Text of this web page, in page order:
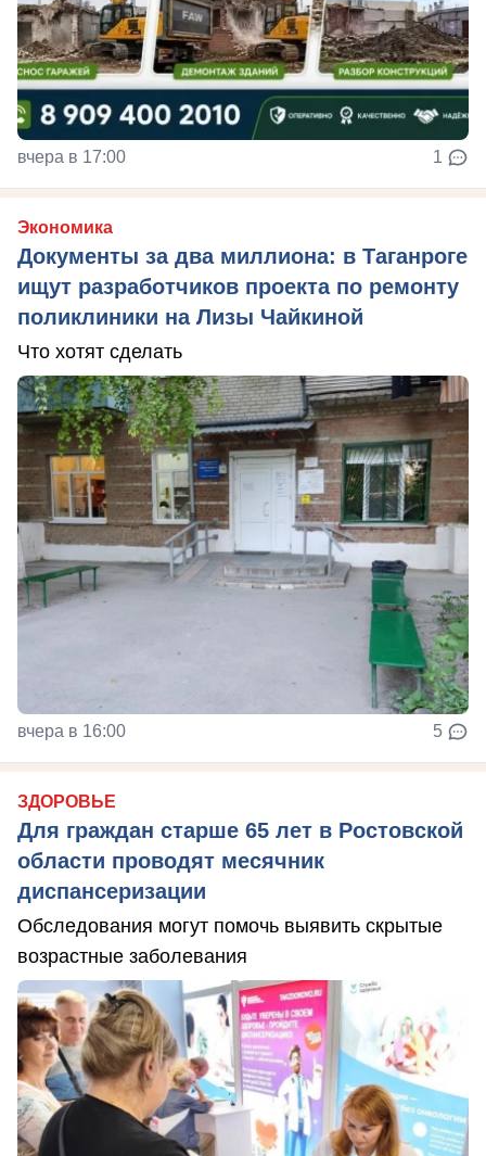
вчера в 17:00 1
Экономика
Документы за два миллиона: в Таганроге
ищут разработчиков проекта по ремонту
поликлиники на Лизы Чайкиной
Что хотят сделать
вчера в 16:00 5
ЗДОРОВЬЕ
Для граждан старше 65 лет в Ростовской
области проводят месячник
диспансеризации
Обследования могут помочь выявить скрытые
возрастные заболевания